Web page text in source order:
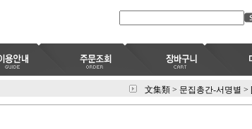
文集類 > 문집총간-서명별 >